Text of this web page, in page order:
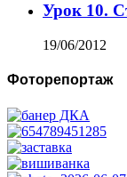
Урок 10.
19/06/2012
Фоторепортаж